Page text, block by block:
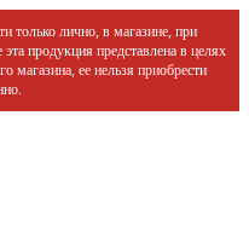
только лично, в магазине, при
продукция представлена в целях
магазина, ее нельзя приобрести